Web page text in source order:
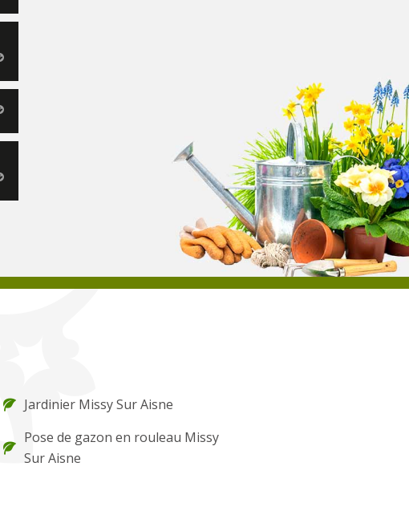
Jardinier Missy Sur Aisne
Pose de gazon en rouleau Missy
Sur Aisne